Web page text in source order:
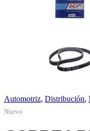
Automotriz, Distribución,
Nuevo